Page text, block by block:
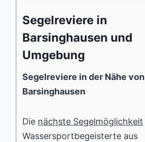
Segelreviere in
Barsinghausen und
Umgebung
Segelreviere in der Nähe von
Barsinghausen
Die nächste Segelmöglichkeit
Wassersportbegeisterte aus